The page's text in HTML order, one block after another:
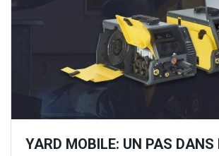
YARD MOBILE: UN PAS DANS